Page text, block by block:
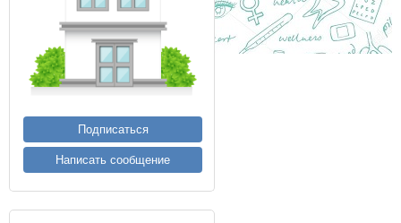
Подписаться
Написать сообщение